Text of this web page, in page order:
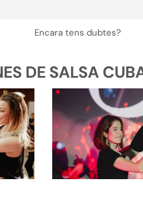
Encara tens dubtes?
DE SALSA